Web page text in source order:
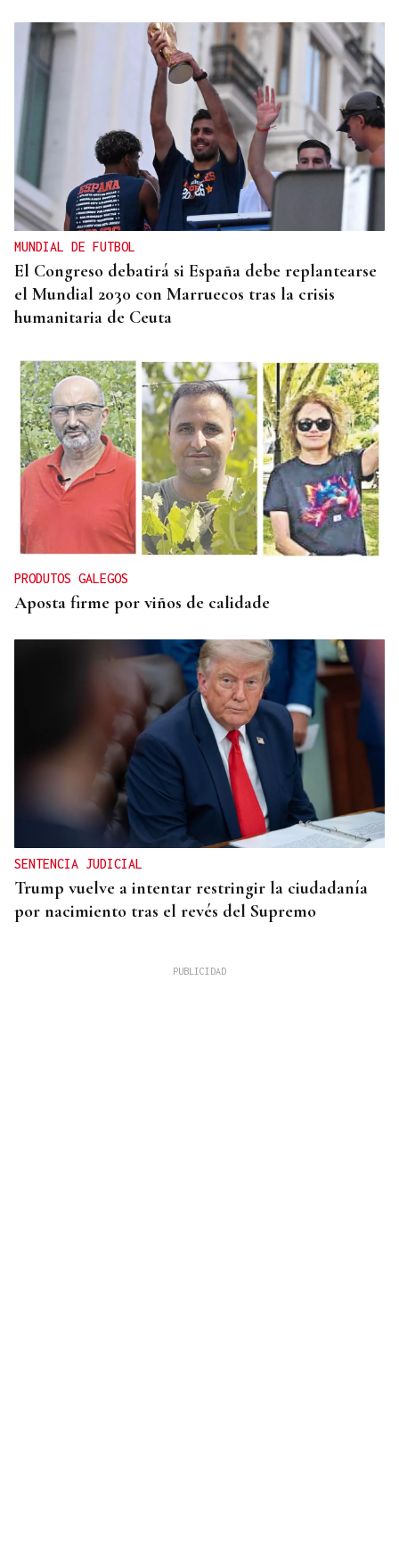
CRECIMIENTO DEMOGRÁFICO
Gráfico | España roza los 50 millones de habitantes
tras alcanzar un nuevo máximo histórico
MUNDIAL DE FUTBOL
El Congreso debatirá si España debe replantearse
el Mundial 2030 con Marruecos tras la crisis
humanitaria de Ceuta
PRODUTOS GALEGOS
Aposta firme por viños de calidade
SENTENCIA JUDICIAL
Trump vuelve a intentar restringir la ciudadanía
por nacimiento tras el revés del Supremo